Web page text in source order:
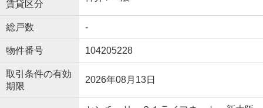
賃貸区分
総戸数 -
物件番号 104205228
取引条件の有効
期限
2026年08月13日